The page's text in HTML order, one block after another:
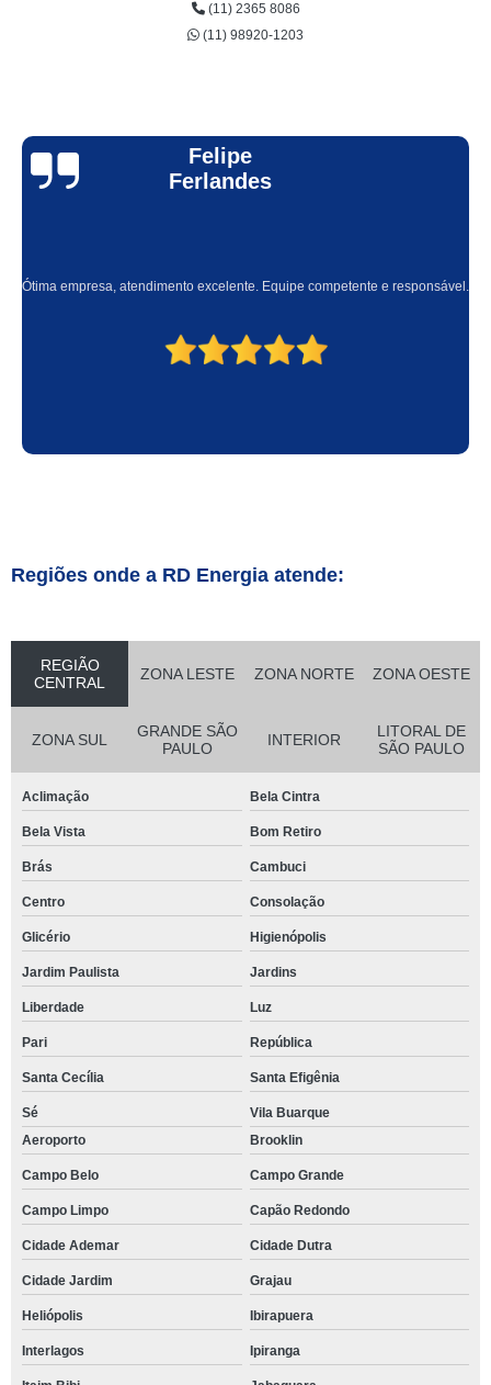
(11) 2365 8086
(11) 98920-1203
Felipe
Ferlandes
Ótima empresa, atendimento excelente. Equipe competente e responsável.
Regiões onde a RD Energia atende:
REGIÃO
CENTRAL
ZONA LESTE ZONA NORTE ZONA OESTE
ZONA SUL
GRANDE SÃO
PAULO
INTERIOR
LITORAL DE
SÃO PAULO
Aclimação Bela Cintra
Bela Vista Bom Retiro
Brás Cambuci
Centro Consolação
Glicério Higienópolis
Jardim Paulista Jardins
Liberdade Luz
Pari República
Santa Cecília Santa Efigênia
Sé
Vila Buarque
Aeroporto
Brooklin
Campo Belo Campo Grande
Campo Limpo Capão Redondo
Cidade Ademar Cidade Dutra
Cidade Jardim Grajau
Heliópolis Ibirapuera
Interlagos Ipiranga